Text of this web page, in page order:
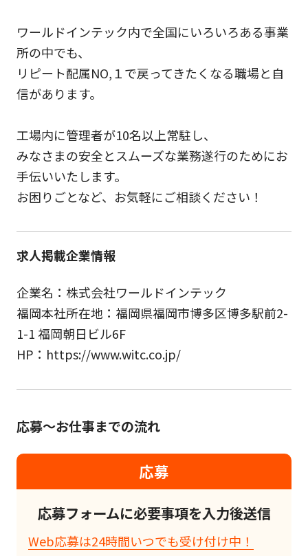
ワールドインテック内で全国にいろいろある事業
所の中でも、
リピート配属NO,１で戻ってきたくなる職場と自
信があります。
工場内に管理者が10名以上常駐し、
みなさまの安全とスムーズな業務遂行のためにお
手伝いいたします。
お困りごとなど、お気軽にご相談ください！
求人掲載企業情報
企業名：株式会社ワールドインテック
福岡本社所在地：福岡県福岡市博多区博多駅前2-
1-1 福岡朝日ビル6F
HP：https://www.witc.co.jp/
応募～お仕事までの流れ
応募
応募フォームに必要事項を入力後送信
Web応募は24時間いつでも受け付け中！